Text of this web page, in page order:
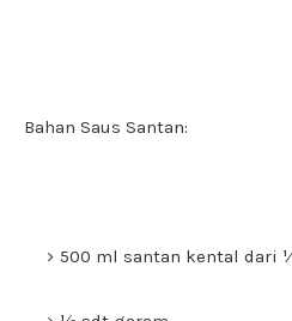
Bahan Saus Santan:
500 ml santan kental dari